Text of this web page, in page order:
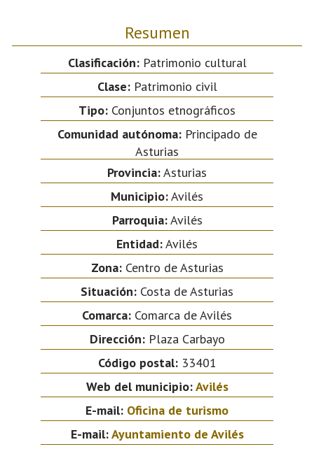
Resumen
Clasificación:Patrimonio cultural
Clase:Patrimonio civil
Tipo: Conjuntos etnográficos
Comunidad autónoma:Principado de
Asturias
Provincia:Asturias
Municipio:Avilés
Parroquia:Avilés
Entidad:Avilés
Zona:Centro de Asturias
Situación: Costa de Asturias
Comarca: Comarca de Avilés
Dirección:Plaza Carbayo
Código postal:33401
Web del municipio:Avilés
E-mail: Oficina de turismo
E-mail:Ayuntamiento de Avilés